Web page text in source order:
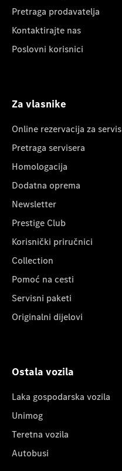
Pretraga prodavatelja
Kontaktirajte nas
Poslovni korisnici
Za vlasnike
Online rezervacija za servis
Pretraga servisera
Homologacija
Dodatna oprema
Newsletter
Prestige Club
Korisnički priručnici
Collection
Pomoć na cesti
Servisni paketi
Originalni dijelovi
Ostala vozila
Laka gospodarska vozila
Unimog
Teretna vozila
Autobusi